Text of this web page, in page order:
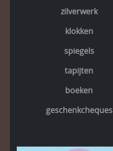
zilverwerk
klokken
spiegels
tapijten
boeken
geschenkcheques